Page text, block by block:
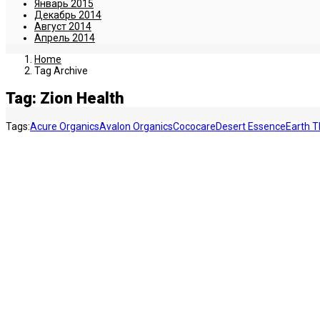
Январь 2015
Декабрь 2014
Август 2014
Апрель 2014
Home
Tag Archive
Tag: Zion Health
Tags:Acure OrganicsAvalon OrganicsCococareDesert EssenceEarth